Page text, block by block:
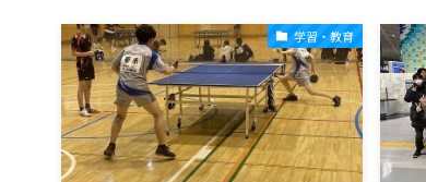
学習・教育